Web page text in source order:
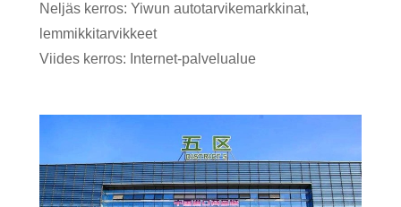
Neljäs kerros: Yiwun autotarvikemarkkinat,
lemmikkitarvikkeet
Viides kerros: Internet-palvelualue